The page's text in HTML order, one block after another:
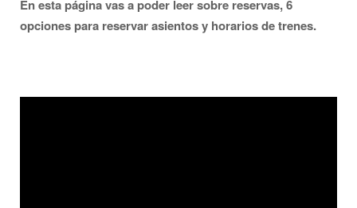
En esta página vas a poder leer sobre reservas, 6
opciones para reservar asientos y horarios de trenes.